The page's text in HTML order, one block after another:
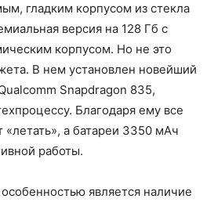
гладким корпусом из стекла
версия на 128 Гб с
корпусом. Но не это
В нем установлен новейший
Snapdragon 835,
Благодаря ему все
а батареи 3350 мАч
работы.
является наличие